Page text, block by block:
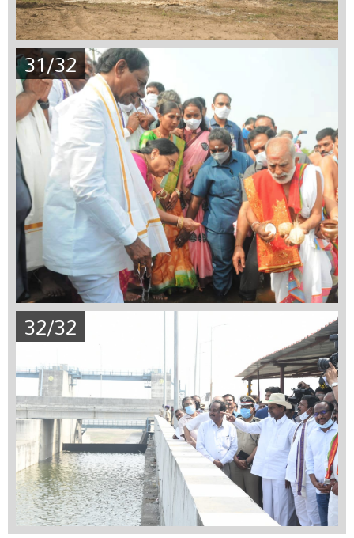
31/32
32/32